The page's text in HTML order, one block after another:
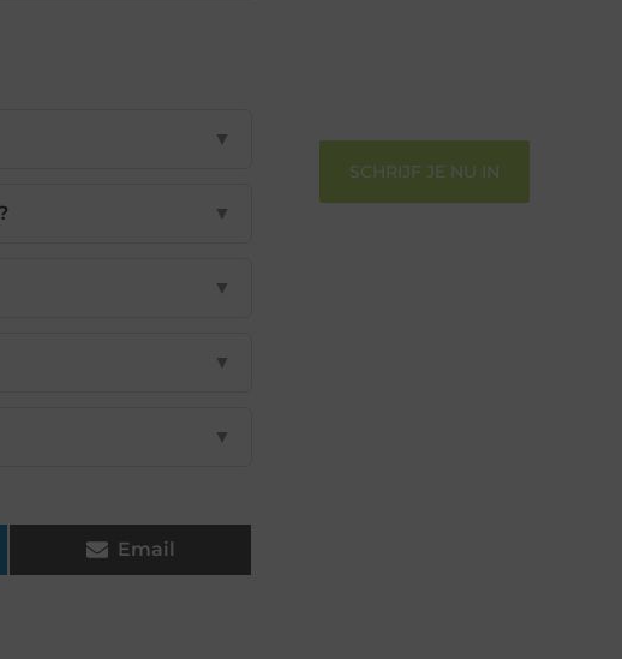
▼
▼
▼
▼
▼
Email
SCHRIJF JE NU IN